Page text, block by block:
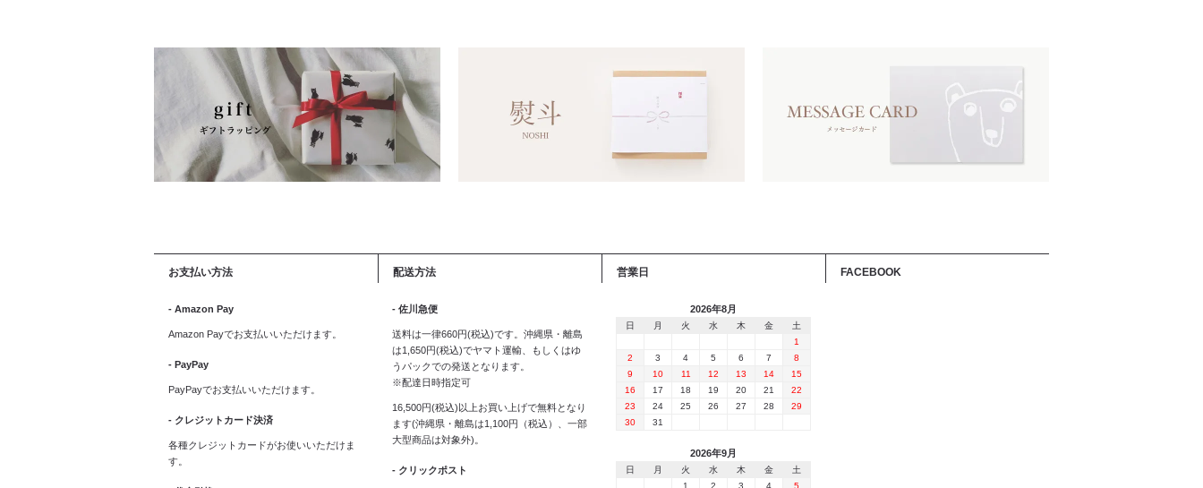
お支払い方法
- Amazon Pay
Amazon Payでお支払いいただけます。
- PayPay
PayPayでお支払いいただけます。
- クレジットカード決済
各種クレジットカードがお使いいただけま
す。
配送方法
- 佐川急便
送料は一律660円(税込)です。沖縄県・離島
は1,650円(税込)でヤマト運輸、もしくはゆ
うパックでの発送となります。
※配達日時指定可
16,500円(税込)以上お買い上げで無料となり
ます(沖縄県・離島は1,100円（税込）、一部
大型商品は対象外)。
- クリックポスト
営業日
2026年8月
日 月 火 水 木 金
土
1
2
3 4 5 6 7
8
9
10 11 12 13 14
15
16
17 18 19 20 21
22
23
24 25 26 27 28
29
30
31
2026年9月
日 月 火 水 木 金
土
1
2 3 4 5
FACEBOOK